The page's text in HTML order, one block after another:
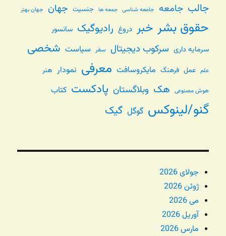
جالب جامعه جامعه شناسی جمعه ها جنسیت جهان جهان بهتر
حقوق بشر خبر دروغ رادیوگیک سانسور
سرمایه داری سرکوب دیجیتال سفر سیاست شخصی
علم عمل فرهنگ مایکروسافت معرفی نمودار هنر
هوش مصنوعی هک وبلاگستان پادکست کتاب
گنو/لینوکس گوگل گیک
جولای 2026
ژوئن 2026
می 2026
آوریل 2026
مارس 2026